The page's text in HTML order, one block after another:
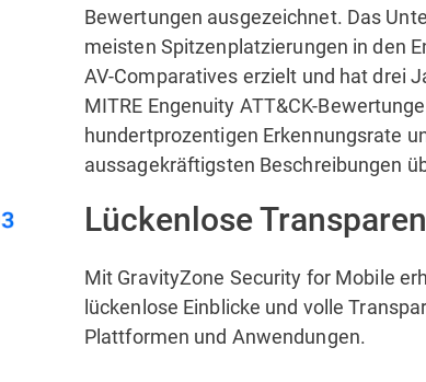
Bewertungen ausgezeichnet. Das
meisten Spitzenplatzierungen in den
AV-Comparatives erzielt und hat drei
MITRE Engenuity ATT&CK-
hundertprozentigen Erkennungsrate
aussagekräftigsten Beschreibungen
Lückenlose
Mit GravityZone Security for Mobile
lückenlose Einblicke und volle
Plattformen und Anwendungen.